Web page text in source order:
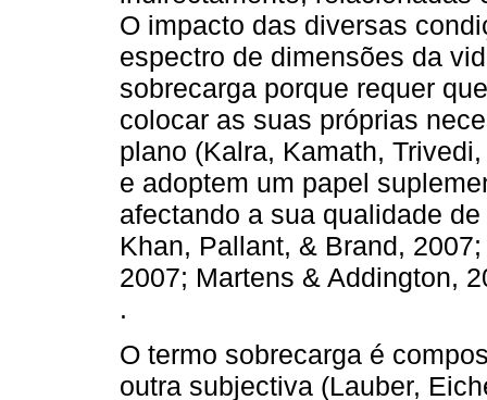
O impacto das diversas
espectro de dimensões da
sobrecarga porque requer
colocar as suas próprias
plano (Kalra, Kamath,
e adoptem um papel
afectando a sua qualidade
Khan, Pallant, & Brand,
2007; Martens & Addington,
.
O termo sobrecarga é
outra subjectiva (Lauber,